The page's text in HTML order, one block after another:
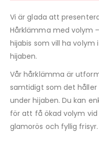
Vi är glada att
Hårklämma med volym
hijabis som vill ha
hijaben.
Vår hårklämma är
samtidigt som det
under hijaben. Du kan
för att få ökad volym
glamorös och fyllig frisyr.